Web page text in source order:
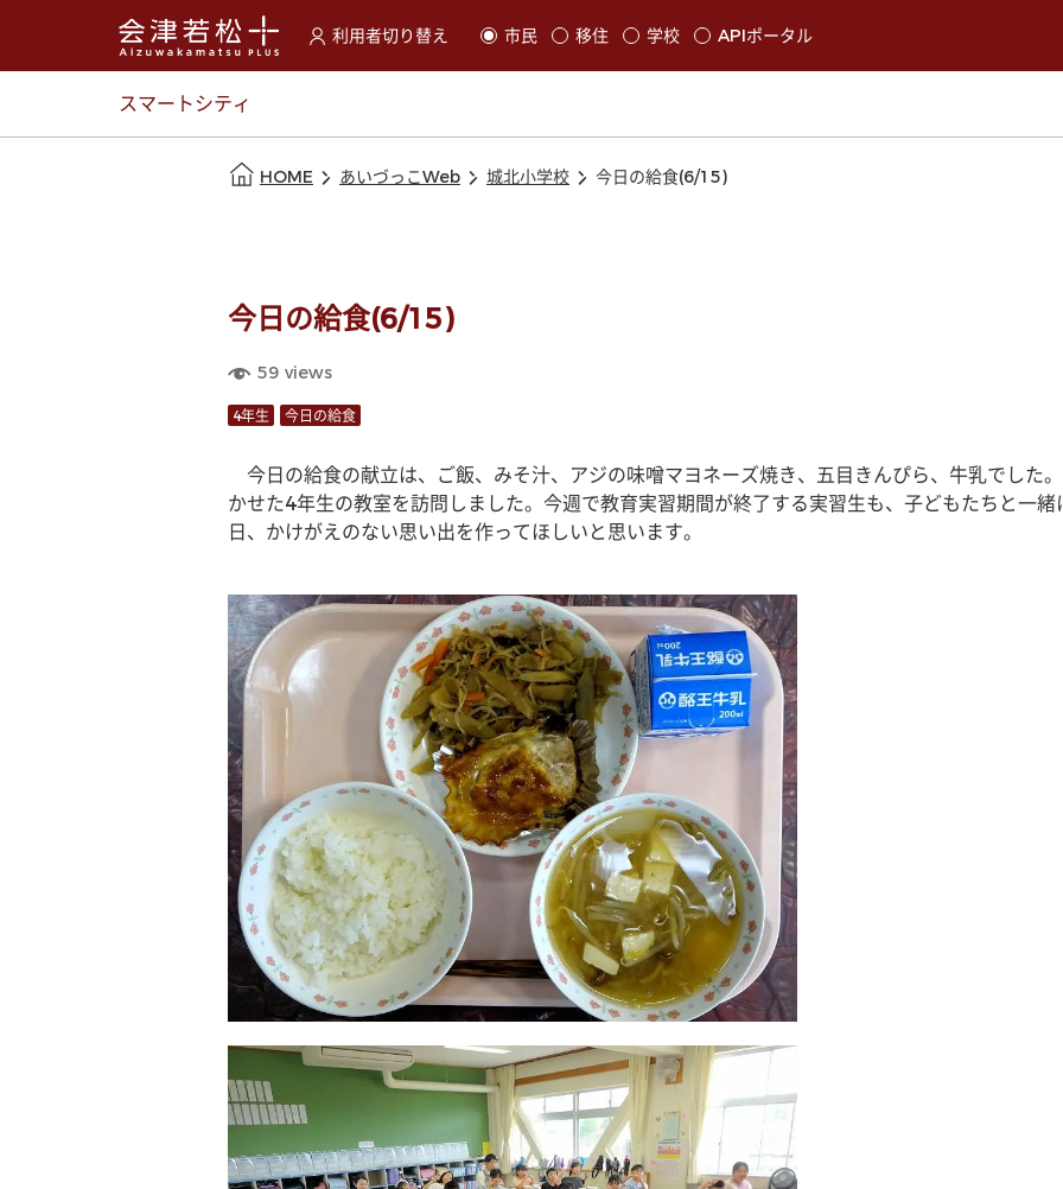
利用者切り替え
選択すると利用者の切替が発生します
市民 移住 学校 APIポータル
スマートシティ
HOME あいづっこWeb 城北小学校 今日の給食(6/15)
今日の給食(6/15)
59 views
4年生 今日の給食
今日の給食の献立は、ご飯、みそ汁、アジの味噌マヨネーズ焼き、五目きんぴら、牛乳でした
かせた4年生の教室を訪問しました。今週で教育実習期間が終了する実習生も、子どもたちと一
日、かけがえのない思い出を作ってほしいと思います。